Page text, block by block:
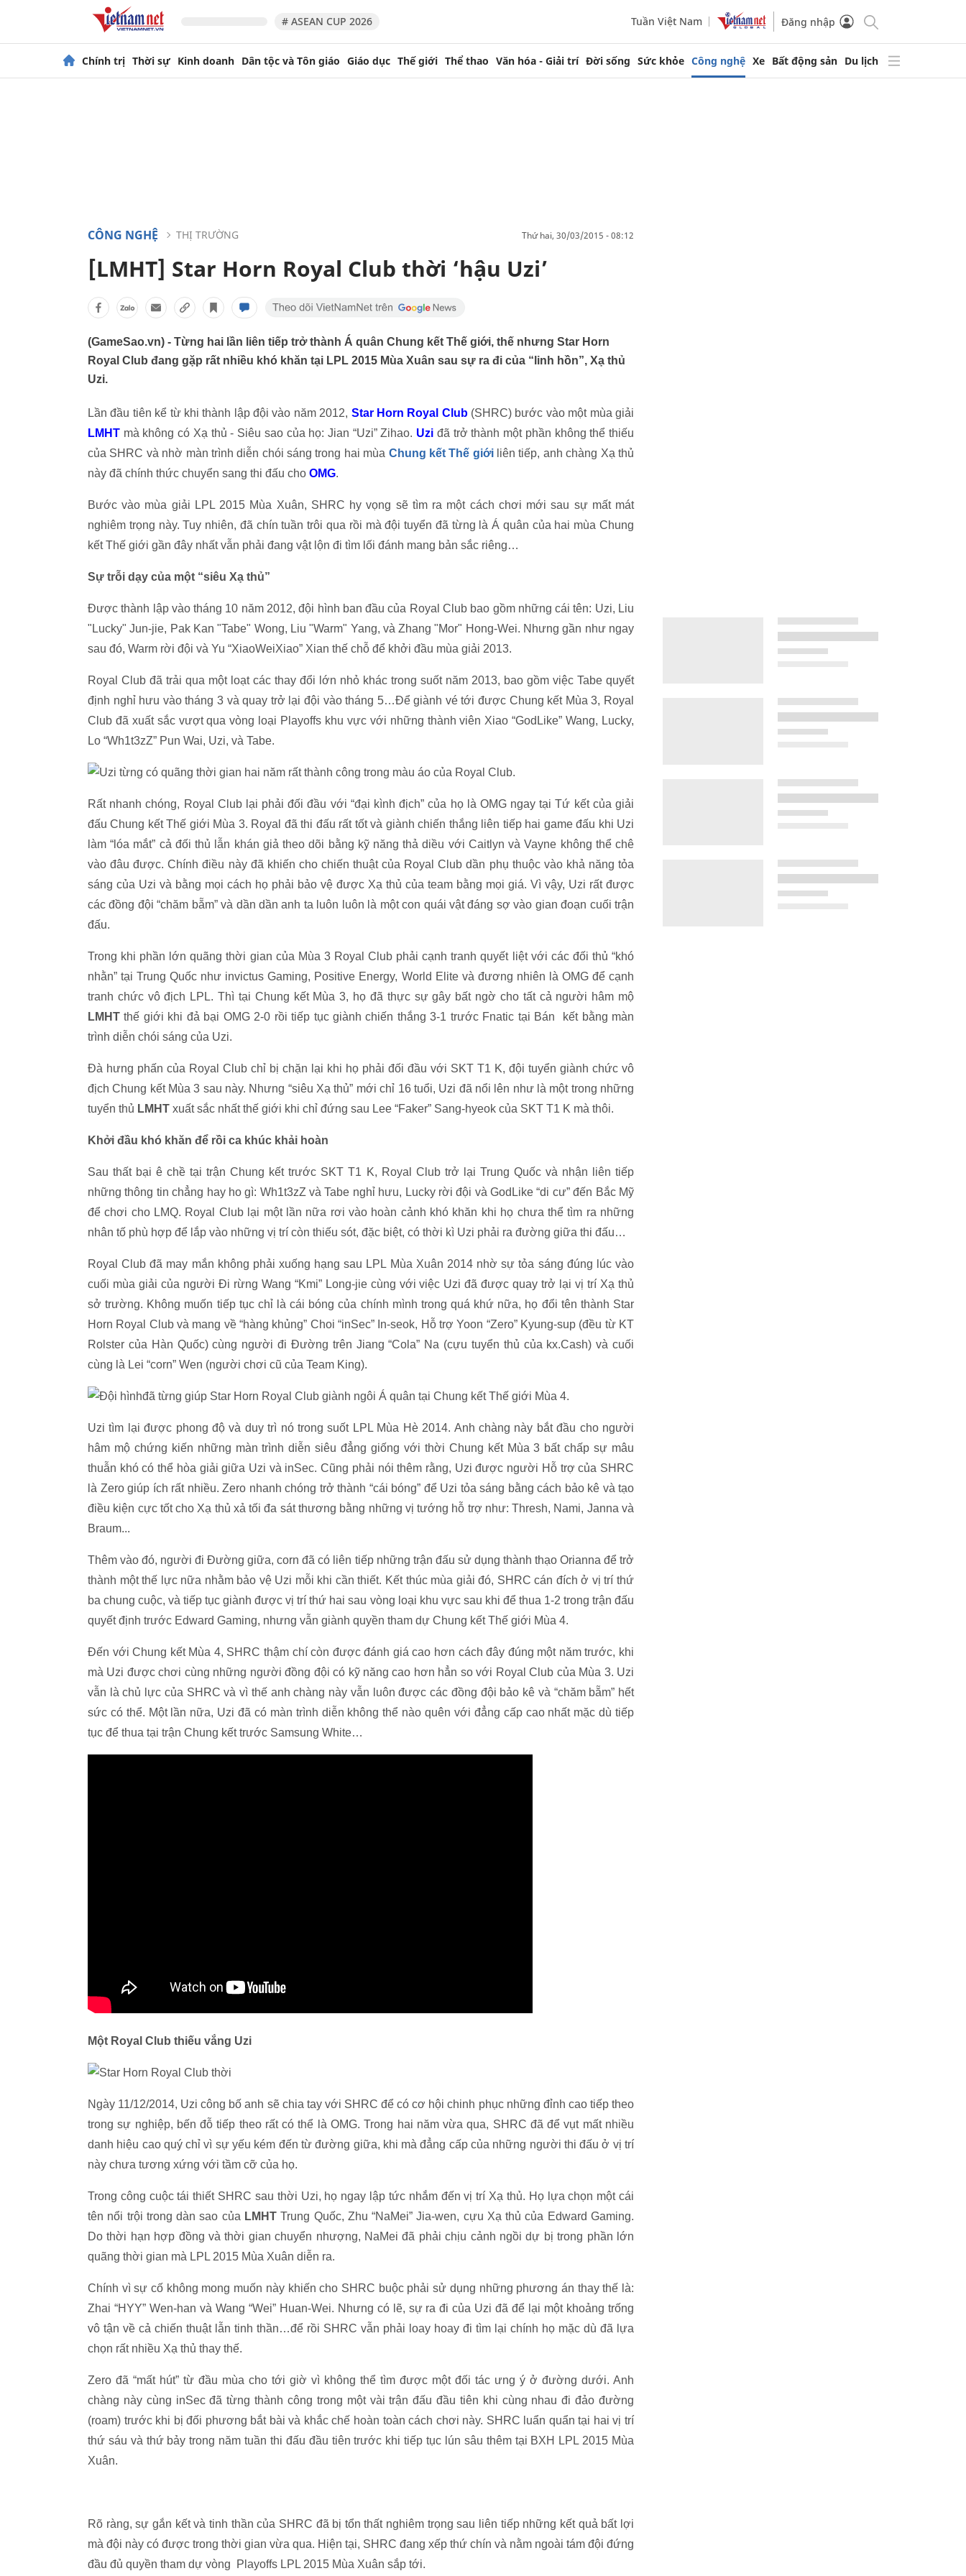
# ASEAN CUP 2026 Tuần Việt Nam Đăng nhập
Chính trị Thời sự Kinh doanh Dân tộc và Tôn giáo Giáo dục Thế giới Thể thao Văn hóa - Giải trí Đời sống Sức khỏe Công nghệ Xe Bất động sản Du lịch
CÔNG NGHỆ THỊ TRƯỜNG thứ hai, 30/03/2015 - 08:12
[LMHT] Star Horn Royal Club thời ‘hậu Uzi’
(GameSao.vn) - Từng hai lần liên tiếp trở thành Á quân Chung kết Thế giới, thế nhưng Star Horn
Royal Club đang gặp rất nhiều khó khăn tại LPL 2015 Mùa Xuân sau sự ra đi của “linh hồn”, Xạ thủ
Uzi.
Lần đầu tiên kể từ khi thành lập đội vào năm 2012, Star Horn Royal Club(SHRC) bước vào một mùa giải
LMHT mà không có Xạ thủ - Siêu sao của họ: Jian “Uzi” Zihao. Uzi đã trở thành một phần không thể thiếu
của SHRC và nhờ màn trình diễn chói sáng trong hai mùa Chung kết Thế giớiliên tiếp, anh chàng Xạ thủ
này đã chính thức chuyển sang thi đấu cho OMG.
Bước vào mùa giải LPL 2015 Mùa Xuân, SHRC hy vọng sẽ tìm ra một cách chơi mới sau sự mất mát
nghiêm trọng này. Tuy nhiên, đã chín tuần trôi qua rồi mà đội tuyển đã từng là Á quân của hai mùa Chung
kết Thế giới gần đây nhất vẫn phải đang vật lộn đi tìm lối đánh mang bản sắc riêng…
Sự trỗi dạy của một “siêu Xạ thủ”
Được thành lập vào tháng 10 năm 2012, đội hình ban đầu của Royal Club bao gồm những cái tên: Uzi, Liu
"Lucky" Jun-jie, Pak Kan "Tabe" Wong, Liu "Warm" Yang, và Zhang "Mor" Hong-Wei. Nhưng gần như ngay
sau đó, Warm rời đội và Yu “XiaoWeiXiao” Xian thế chỗ để khởi đầu mùa giải 2013.
Royal Club đã trải qua một loạt các thay đổi lớn nhỏ khác trong suốt năm 2013, bao gồm việc Tabe quyết
định nghỉ hưu vào tháng 3 và quay trở lại đội vào tháng 5…Để giành vé tới được Chung kết Mùa 3, Royal
Club đã xuất sắc vượt qua vòng loại Playoffs khu vực với những thành viên Xiao “GodLike” Wang, Lucky,
Lo “Wh1t3zZ” Pun Wai, Uzi, và Tabe.
Rất nhanh chóng, Royal Club lại phải đối đầu với “đại kình địch” của họ là OMG ngay tại Tứ kết của giải
đấu Chung kết Thế giới Mùa 3. Royal đã thi đấu rất tốt và giành chiến thắng liên tiếp hai game đấu khi Uzi
làm “lóa mắt” cả đối thủ lẫn khán giả theo dõi bằng kỹ năng thả diều với Caitlyn và Vayne không thể chê
vào đâu được. Chính điều này đã khiến cho chiến thuật của Royal Club dần phụ thuộc vào khả năng tỏa
sáng của Uzi và bằng mọi cách họ phải bảo vệ được Xạ thủ của team bằng mọi giá. Vì vậy, Uzi rất được
các đồng đội “chăm bẵm” và dần dần anh ta luôn luôn là một con quái vật đáng sợ vào gian đoạn cuối trận
đấu.
Trong khi phần lớn quãng thời gian của Mùa 3 Royal Club phải cạnh tranh quyết liệt với các đối thủ “khó
nhằn” tại Trung Quốc như invictus Gaming, Positive Energy, World Elite và đương nhiên là OMG để cạnh
tranh chức vô địch LPL. Thì tại Chung kết Mùa 3, họ đã thực sự gây bất ngờ cho tất cả người hâm mộ
LMHTthế giới khi đả bại OMG 2-0 rồi tiếp tục giành chiến thắng 3-1 trước Fnatic tại Bán kết bằng màn
trình diễn chói sáng của Uzi.
Đà hưng phấn của Royal Club chỉ bị chặn lại khi họ phải đối đầu với SKT T1 K, đội tuyển giành chức vô
địch Chung kết Mùa 3 sau này. Nhưng “siêu Xạ thủ” mới chỉ 16 tuổi, Uzi đã nổi lên như là một trong những
tuyển thủ LMHT xuất sắc nhất thế giới khi chỉ đứng sau Lee “Faker” Sang-hyeok của SKT T1 K mà thôi.
Khởi đầu khó khăn để rồi ca khúc khải hoàn
Sau thất bại ê chề tại trận Chung kết trước SKT T1 K, Royal Club trở lại Trung Quốc và nhận liên tiếp
những thông tin chẳng hay ho gì: Wh1t3zZ và Tabe nghỉ hưu, Lucky rời đội và GodLike “di cư” đến Bắc Mỹ
để chơi cho LMQ. Royal Club lại một lần nữa rơi vào hoàn cảnh khó khăn khi họ chưa thể tìm ra những
nhân tố phù hợp để lắp vào những vị trí còn thiếu sót, đặc biệt, có thời kì Uzi phải ra đường giữa thi đấu…
Royal Club đã may mắn không phải xuống hạng sau LPL Mùa Xuân 2014 nhờ sự tỏa sáng đúng lúc vào
cuối mùa giải của người Đi rừng Wang “Kmi” Long-jie cùng với việc Uzi đã được quay trở lại vị trí Xạ thủ
sở trường. Không muốn tiếp tục chỉ là cái bóng của chính mình trong quá khứ nữa, họ đổi tên thành Star
Horn Royal Club và mang về “hàng khủng” Choi “inSec” In-seok, Hỗ trợ Yoon “Zero” Kyung-sup (đều từ KT
Rolster của Hàn Quốc) cùng người đi Đường trên Jiang “Cola” Na (cựu tuyển thủ của kx.Cash) và cuối
cùng là Lei “corn” Wen (người chơi cũ của Team King).
Uzi tìm lại được phong độ và duy trì nó trong suốt LPL Mùa Hè 2014. Anh chàng này bắt đầu cho người
hâm mộ chứng kiến những màn trình diễn siêu đẳng giống với thời Chung kết Mùa 3 bất chấp sự mâu
thuẫn khó có thể hòa giải giữa Uzi và inSec. Cũng phải nói thêm rằng, Uzi được người Hỗ trợ của SHRC
là Zero giúp ích rất nhiều. Zero nhanh chóng trở thành “cái bóng” để Uzi tỏa sáng bằng cách bảo kê và tạo
điều kiện cực tốt cho Xạ thủ xả tối đa sát thương bằng những vị tướng hỗ trợ như: Thresh, Nami, Janna và
Braum...
Thêm vào đó, người đi Đường giữa, corn đã có liên tiếp những trận đấu sử dụng thành thạo Orianna để trở
thành một thế lực nữa nhằm bảo vệ Uzi mỗi khi cần thiết. Kết thúc mùa giải đó, SHRC cán đích ở vị trí thứ
ba chung cuộc, và tiếp tục giành được vị trí thứ hai sau vòng loại khu vực sau khi để thua 1-2 trong trận đấu
quyết định trước Edward Gaming, nhưng vẫn giành quyền tham dự Chung kết Thế giới Mùa 4.
Đến với Chung kết Mùa 4, SHRC thậm chí còn được đánh giá cao hơn cách đây đúng một năm trước, khi
mà Uzi được chơi cùng những người đồng đội có kỹ năng cao hơn hẳn so với Royal Club của Mùa 3. Uzi
vẫn là chủ lực của SHRC và vì thế anh chàng này vẫn luôn được các đồng đội bảo kê và “chăm bẵm” hết
sức có thể. Một lần nữa, Uzi đã có màn trình diễn không thể nào quên với đẳng cấp cao nhất mặc dù tiếp
tục để thua tại trận Chung kết trước Samsung White…
Một Royal Club thiếu vắng Uzi
Ngày 11/12/2014, Uzi công bố anh sẽ chia tay với SHRC để có cơ hội chinh phục những đỉnh cao tiếp theo
trong sự nghiệp, bến đỗ tiếp theo rất có thể là OMG. Trong hai năm vừa qua, SHRC đã để vụt mất nhiều
danh hiệu cao quý chỉ vì sự yếu kém đến từ đường giữa, khi mà đẳng cấp của những người thi đấu ở vị trí
này chưa tương xứng với tầm cỡ của họ.
Trong công cuộc tái thiết SHRC sau thời Uzi, họ ngay lập tức nhắm đến vị trí Xạ thủ. Họ lựa chọn một cái
tên nổi trội trong dàn sao của LMHTTrung Quốc, Zhu “NaMei” Jia-wen, cựu Xạ thủ của Edward Gaming.
Do thời hạn hợp đồng và thời gian chuyển nhượng, NaMei đã phải chịu cảnh ngồi dự bị trong phần lớn
quãng thời gian mà LPL 2015 Mùa Xuân diễn ra.
Chính vì sự cố không mong muốn này khiến cho SHRC buộc phải sử dụng những phương án thay thế là:
Zhai “HYY” Wen-han và Wang “Wei” Huan-Wei. Nhưng có lẽ, sự ra đi của Uzi đã để lại một khoảng trống
vô tận về cả chiến thuật lẫn tinh thần…để rồi SHRC vẫn phải loay hoay đi tìm lại chính họ mặc dù đã lựa
chọn rất nhiều Xạ thủ thay thế.
Zero đã “mất hút” từ đầu mùa cho tới giờ vì không thể tìm được một đối tác ưng ý ở đường dưới. Anh
chàng này cùng inSec đã từng thành công trong một vài trận đấu đầu tiên khi cùng nhau đi đảo đường
(roam) trước khi bị đối phương bắt bài và khắc chế hoàn toàn cách chơi này. SHRC luẩn quẩn tại hai vị trí
thứ sáu và thứ bảy trong năm tuần thi đấu đầu tiên trước khi tiếp tục lún sâu thêm tại BXH LPL 2015 Mùa
Xuân.
Rõ ràng, sự gắn kết và tinh thần của SHRC đã bị tổn thất nghiêm trọng sau liên tiếp những kết quả bất lợi
mà đội này có được trong thời gian vừa qua. Hiện tại, SHRC đang xếp thứ chín và nằm ngoài tám đội đứng
đầu đủ quyền tham dự vòng Playoffs LPL 2015 Mùa Xuân sắp tới.